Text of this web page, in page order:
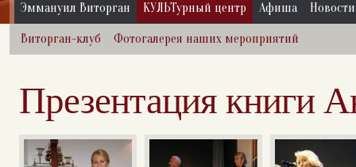
Эммануил Виторган КУЛЬТурный центр Афиша Новости
Виторган-клуб Фотогалерея наших мероприятий
Презентация книги